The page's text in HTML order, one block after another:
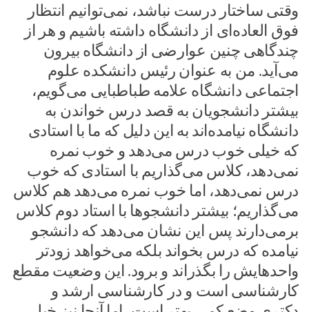
وقتی ساختار درست نباشد، نمی‌توانیم انتظار
فوق العاده‌ای از دانشگاه داشته باشیم و هر از
چندگاهی چنین عوارضی از دانشگاه بیرون
می‌آید. من به عنوان رئیس دانشکده علوم
اجتماعی دانشگاه علامه طباطبایی می‌گویم،
بیشتر دانشجویان به قصد درس خواندن به
دانشگاه نیامده‌اند به این دلیل که ما با استادی
که خیلی خوب درس می‌دهد و خوب نمره
نمی‌دهد، کلاس می‌گذاریم با استادی که خوب
درس نمی‌دهد، اما خوب نمره می‌دهد هم کلاس
می‌گذاریم؛ بیشتر دانشجوها با استاد دوم کلاس
برمی‌دارند پس این نشان می‌دهد که دانشجو
نیامده که درس بخواند بلکه می‌خواهد زودتر
واحدهایش را بگذراند و برود. این وضعیت مقطع
کارشناسی است و در کارشناسی ارشد و